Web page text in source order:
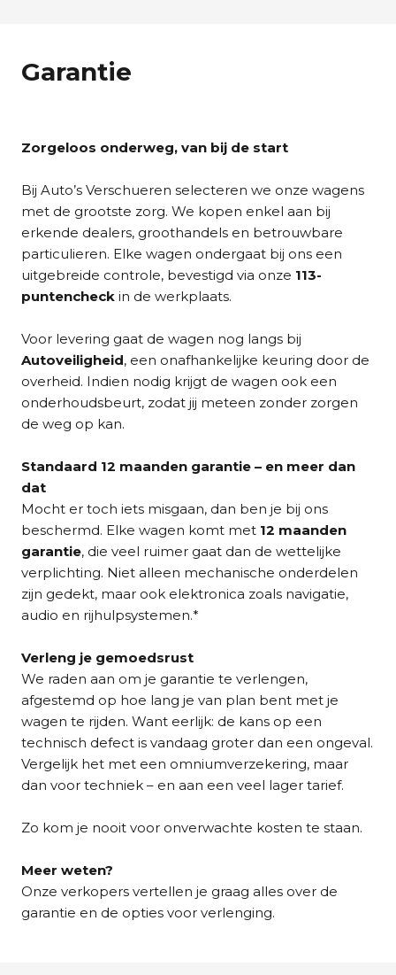
Garantie
Zorgeloos onderweg, van bij de start
Bij Auto’s Verschueren selecteren we onze wagens
met de grootste zorg. We kopen enkel aan bij
erkende dealers, groothandels en betrouwbare
particulieren. Elke wagen ondergaat bij ons een
uitgebreide controle, bevestigd via onze 113-
puntencheck in de werkplaats.
Voor levering gaat de wagen nog langs bij
Autoveiligheid, een onafhankelijke keuring door de
overheid. Indien nodig krijgt de wagen ook een
onderhoudsbeurt, zodat jij meteen zonder zorgen
de weg op kan.
Standaard 12 maanden garantie – en meer dan
dat
Mocht er toch iets misgaan, dan ben je bij ons
beschermd. Elke wagen komt met 12 maanden
garantie, die veel ruimer gaat dan de wettelijke
verplichting. Niet alleen mechanische onderdelen
zijn gedekt, maar ook elektronica zoals navigatie,
audio en rijhulpsystemen.*
Verleng je gemoedsrust
We raden aan om je garantie te verlengen,
afgestemd op hoe lang je van plan bent met je
wagen te rijden. Want eerlijk: de kans op een
technisch defect is vandaag groter dan een ongeval.
Vergelijk het met een omniumverzekering, maar
dan voor techniek – en aan een veel lager tarief.
Zo kom je nooit voor onverwachte kosten te staan.
Meer weten?
Onze verkopers vertellen je graag alles over de
garantie en de opties voor verlenging.